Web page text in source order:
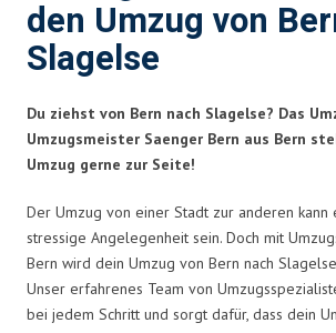
den Umzug von
Slagelse
Du ziehst von Bern nach Slagelse? Das
Umzugsmeister Saenger Bern aus Bern
Umzug gerne zur Seite!
Der Umzug von einer Stadt zur anderen kann
stressige Angelegenheit sein. Doch mit
Bern wird dein Umzug von Bern nach
Unser erfahrenes Team von
bei jedem Schritt und sorgt dafür, dass dein